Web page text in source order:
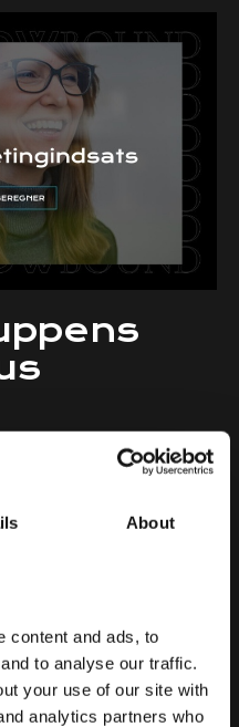
About
content and ads, to
to analyse our traffic.
your use of our site with
analytics partners who
nogensinde om at være
ønsker og behov.
har særlig relevans for
kunder brugbar og
etablere dig som en
og på den måde placere
valg, når der skal findes